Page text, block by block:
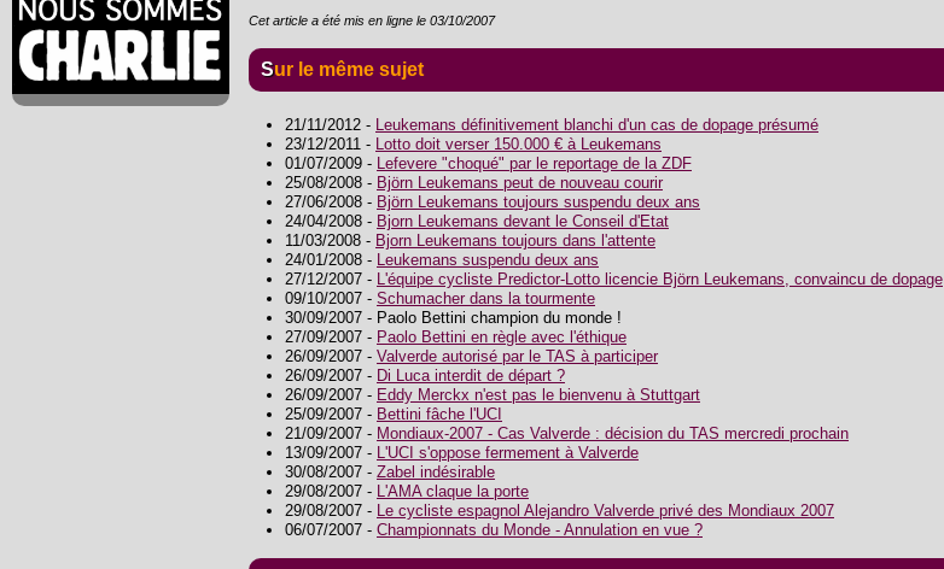
Cet article a été mis en ligne le 03/10/2007
Sur le même sujet
21/11/2012 - Leukemans définitivement blanchi d'un cas de dopage présumé
23/12/2011 - Lotto doit verser 150.000 € à Leukemans
01/07/2009 - Lefevere "choqué" par le reportage de la ZDF
25/08/2008 - Björn Leukemans peut de nouveau courir
27/06/2008 - Björn Leukemans toujours suspendu deux ans
24/04/2008 - Bjorn Leukemans devant le Conseil d'Etat
11/03/2008 - Bjorn Leukemans toujours dans l'attente
24/01/2008 - Leukemans suspendu deux ans
27/12/2007 - L'équipe cycliste Predictor-Lotto licencie Björn Leukemans, convaincu de dopage
09/10/2007 - Schumacher dans la tourmente
30/09/2007 - Paolo Bettini champion du monde !
27/09/2007 - Paolo Bettini en règle avec l'éthique
26/09/2007 - Valverde autorisé par le TAS à participer
26/09/2007 - Di Luca interdit de départ ?
26/09/2007 - Eddy Merckx n'est pas le bienvenu à Stuttgart
25/09/2007 - Bettini fâche l'UCI
21/09/2007 - Mondiaux-2007 - Cas Valverde : décision du TAS mercredi prochain
13/09/2007 - L'UCI s'oppose fermement à Valverde
30/08/2007 - Zabel indésirable
29/08/2007 - L'AMA claque la porte
29/08/2007 - Le cycliste espagnol Alejandro Valverde privé des Mondiaux 2007
06/07/2007 - Championnats du Monde - Annulation en vue ?